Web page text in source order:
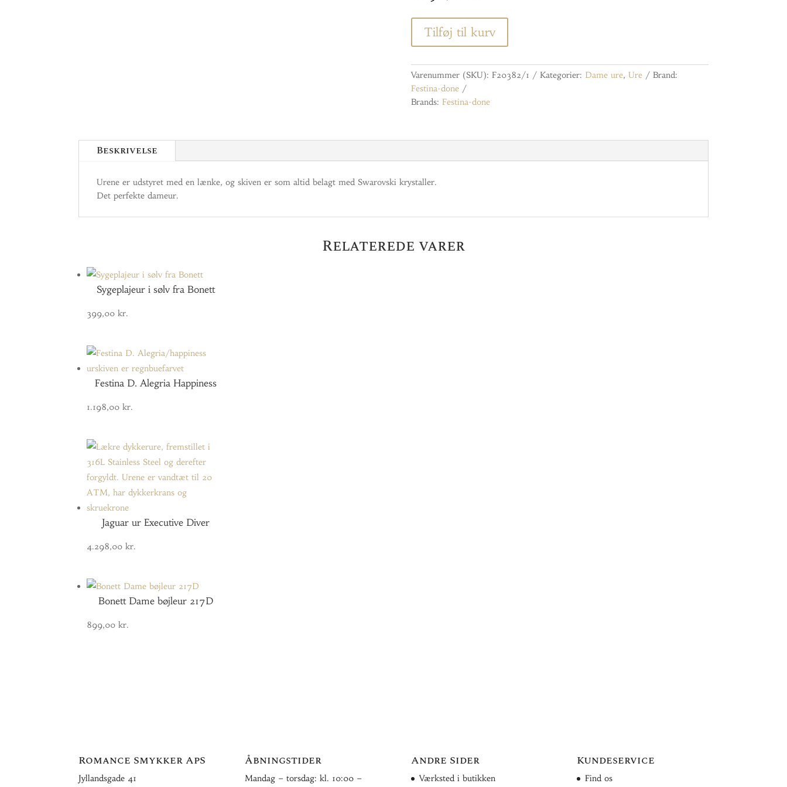
Tilføj til kurv
Varenummer (SKU): F20382/1 Kategorier: Dame ure, Ure
Brand:
Festina-done
Brands: Festina-done
Beskrivelse
Urene er udstyret med en lænke, og skiven er som altid belagt med Swarovski krystaller.
Det perfekte dameur.
Relaterede varer
Sygeplajeur i sølv fra Bonett
399,00kr.
Festina D. Alegria Happiness
1.198,00kr.
Jaguar ur Executive Diver
4.298,00kr.
Bonett Dame bøjleur 217D
899,00kr.
Romance Smykker ApS
Jyllandsgade 41
Åbningstider
Mandag – torsdag: kl. 10:00 –
Andre Sider
Værksted i butikken
Kundeservice
Find os